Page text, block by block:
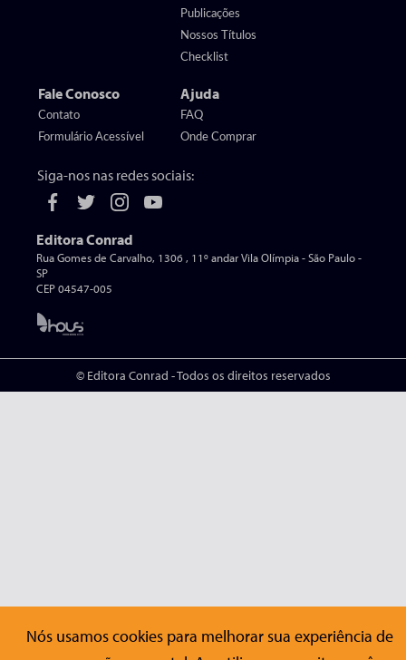
Publicações
Nossos Títulos
Checklist
Fale Conosco
Contato
Formulário Acessível
Ajuda
FAQ
Onde Comprar
Siga-nos nas redes sociais:
Editora Conrad
Rua Gomes de Carvalho, 1306 , 11º andar Vila Olímpia - São Paulo -
SP
CEP 04547-005
© Editora Conrad - Todos os direitos reservados
Nós usamos cookies para melhorar sua experiência de